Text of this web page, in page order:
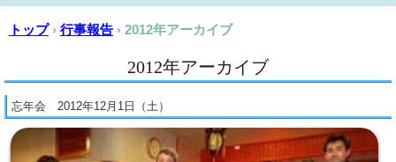
トップ › 行事報告 › 2012年アーカイブ
2012年アーカイブ
忘年会 2012年12月1日（土）